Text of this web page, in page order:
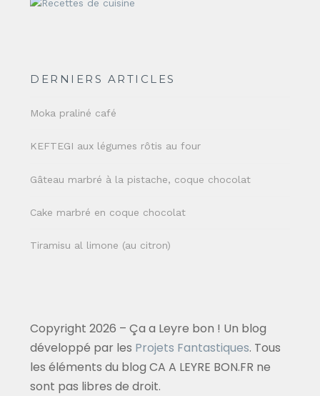
DERNIERS ARTICLES
Moka praliné café
KEFTEGI aux légumes rôtis au four
Gâteau marbré à la pistache, coque chocolat
Cake marbré en coque chocolat
Tiramisu al limone (au citron)
Copyright 2026 – Ça a Leyre bon ! Un blog
développé par les Projets Fantastiques. Tous
les éléments du blog CA A LEYRE BON.FR ne
sont pas libres de droit.